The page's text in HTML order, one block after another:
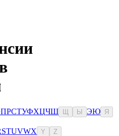
ПРСТУФХЦЧШ Ы ЭЮ Я
STUVWX Y Z